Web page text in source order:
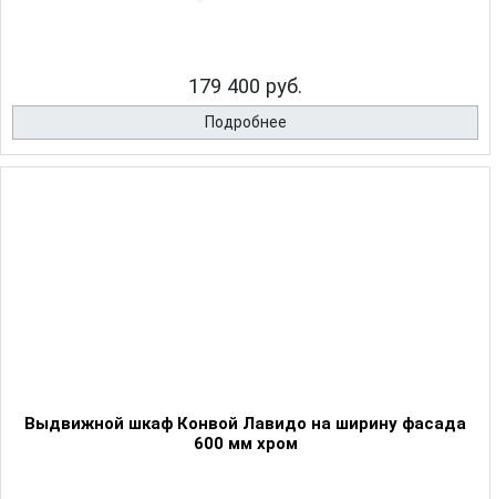
179 400 руб.
Подробнее
Выдвижной шкаф Конвой Лавидо на ширину фасада
600 мм хром